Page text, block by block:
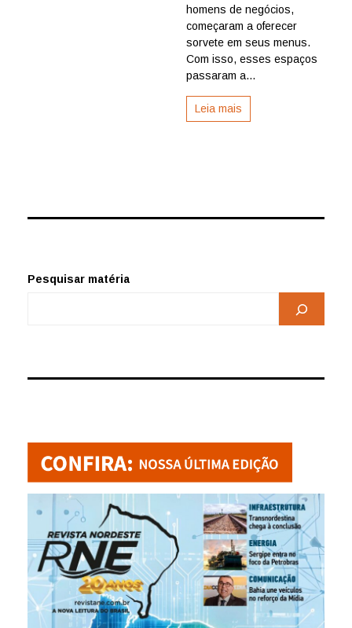
homens de negócios,
começaram a oferecer
sorvete em seus menus.
Com isso, esses espaços
passaram a...
Leia mais
Pesquisar matéria